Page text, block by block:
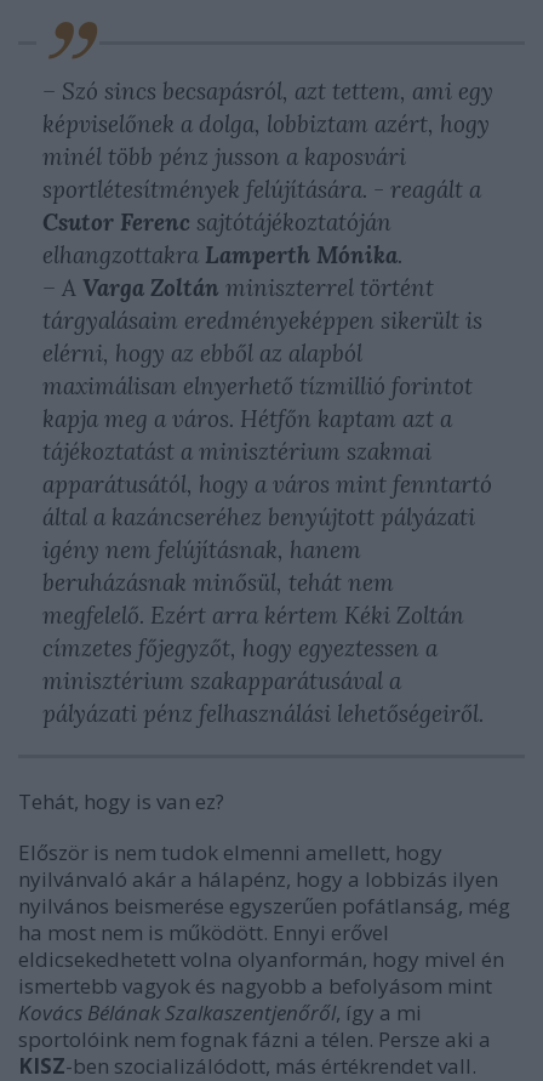
– Szó sincs becsapásról, azt tettem, ami egy
képviselőnek a dolga, lobbiztam azért, hogy
minél több pénz jusson a kaposvári
sportlétesítmények felújítására. - reagált a
Csutor Ferenc sajtótájékoztatóján
elhangzottakra Lamperth Mónika.
– A Varga Zoltán miniszterrel történt
tárgyalásaim eredményeképpen sikerült is
elérni, hogy az ebből az alapból
maximálisan elnyerhető tízmillió forintot
kapja meg a város. Hétfőn kaptam azt a
tájékoztatást a minisztérium szakmai
apparátusától, hogy a város mint fenntartó
által a kazáncseréhez benyújtott pályázati
igény nem felújításnak, hanem
beruházásnak minősül, tehát nem
megfelelő. Ezért arra kértem Kéki Zoltán
címzetes főjegyzőt, hogy egyeztessen a
minisztérium szakapparátusával a
pályázati pénz felhasználási lehetőségeiről.
Tehát, hogy is van ez?
Először is nem tudok elmenni amellett, hogy
nyilvánvaló akár a hálapénz, hogy a lobbizás ilyen
nyilvános beismerése egyszerűen pofátlanság, még
ha most nem is működött. Ennyi erővel
eldicsekedhetett volna olyanformán, hogy mivel én
ismertebb vagyok és nagyobb a befolyásom mint
Kovács Bélának Szalkaszentjenőről, így a mi
sportolóink nem fognak fázni a télen. Persze aki a
KISZ-ben szocializálódott, más értékrendet vall.